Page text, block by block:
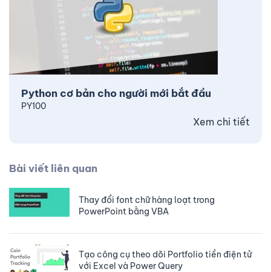
Python cơ bản cho người mới bắt đầu
PY100
Xem chi tiết
Bài viết liên quan
Thay đổi font chữ hàng loạt trong
PowerPoint bằng VBA
Tạo công cụ theo dõi Portfolio tiền điện tử
với Excel và Power Query